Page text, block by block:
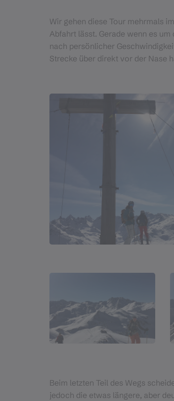
Wir gehen diese Tour mehrmals
Abfahrt lässt. Gerade wenn es
nach persönlicher
Strecke über direkt vor der Nase
Beim letzten Teil des Wegs
jedoch die etwas längere, aber